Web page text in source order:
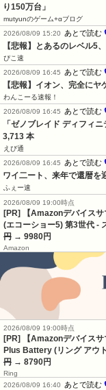
り150万台」
mutyunのゲーム+αブログ
2026/08/09 15:20
あとで読む
【悲報】とあるのレベル5
ぴこ速
2026/08/09 16:45
あとで読む
【悲報】イオン、完全に
わんこーる速報！
2026/08/09 16:45
あとで読む
「ゼノブレイド ディフィ
3,713 本
えび通
2026/08/09 16:45
あとで読む
ワイ二ート、来年で還暦を
ふぇー速
2026/08/09 19:00時点
[PR] 【Amazonデバイス
(エコーショー5) 第3世代 -
円 → 9980円
Amazon
2026/08/09 19:00時点
[PR] 【Amazonデバイス
Plus Battery (リング アウ
円 → 8790円
Ring
2026/08/09 16:40
あとで読む